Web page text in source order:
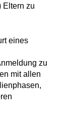
Eltern zu
eines
zu
mit allen